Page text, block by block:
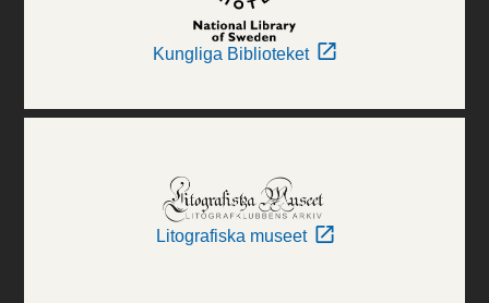
Kungliga Biblioteket
Litografiska museet